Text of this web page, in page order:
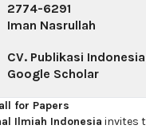
2774-6291
Iman Nasrullah
CV. Publikasi Indonesia
Google Scholar
for Papers
Ilmiah Indonesia invites